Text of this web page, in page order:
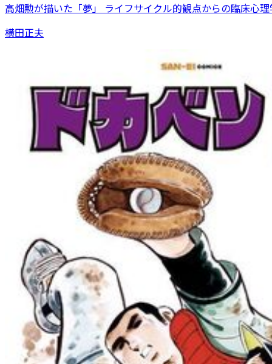
高畑勲が描いた「夢」 ライフサイクル的観点からの臨床心
横田正夫